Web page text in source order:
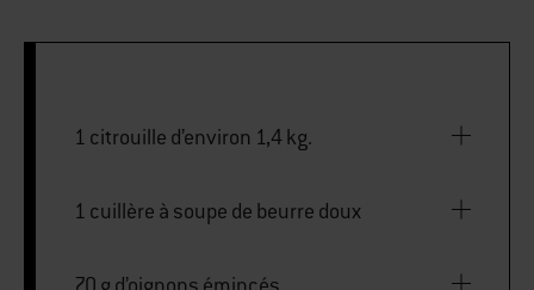
1 citrouille d’environ 1,4 kg.
1 cuillère à soupe de beurre doux